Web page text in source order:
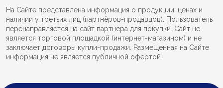
На Сайте представлена информация о продукции, ценах и
наличии у третьих лиц (партнёров-продавцов). Пользователь
перенаправляется на сайт партнёра для покупки. Сайт не
является торговой площадкой (интернет-магазином) и не
заключает договоры купли-продажи. Размещенная на Сайте
информация не является публичной офертой.